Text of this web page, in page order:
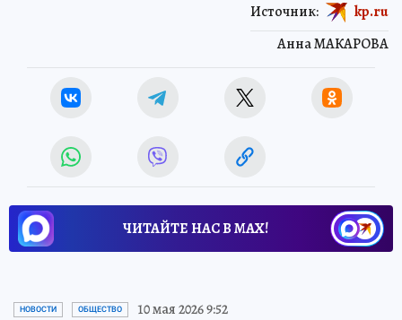
Анна МАКАРОВА
Источник: kp.ru
ЧИТАЙТЕ НАС В МАХ!
НОВОСТИ ОБЩЕСТВО 10 мая 2026 9:52